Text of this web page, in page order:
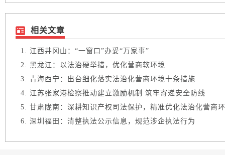
相关文章
江西井冈山：“一窗口”办妥“万家事”
黑龙江：以法治硬举措，优化营商软环境
青海西宁：出台细化落实法治化营商环境十条措施
江苏张家港检察推动建立激励机制 筑牢寄递安全防线
甘肃陇南：深耕知识产权司法保护，精准优化法治化营商
深圳福田：清整执法公示信息，规范涉企执法行为